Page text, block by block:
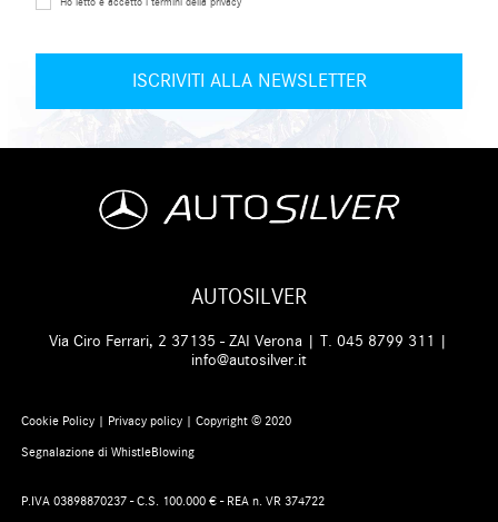
AUTOSILVER
Via Ciro Ferrari, 2 37135 - ZAI Verona | T.045 8799 311 |
info@autosilver.it
Cookie Policy | Privacy policy| Copyright © 2020
Segnalazione di WhistleBlowing
P.IVA 03898870237 - C.S. 100.000 € - REA n. VR 374722